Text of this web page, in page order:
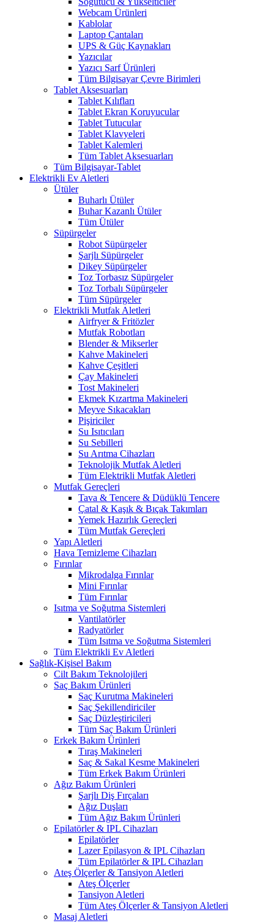
Webcam Ürünleri
Kablolar
Laptop Çantaları
UPS & Güç Kaynakları
Yazıcılar
Yazıcı Sarf Ürünleri
Tüm Bilgisayar Çevre Birimleri
Tablet Aksesuarları
Tablet Kılıfları
Tablet Ekran Koruyucular
Tablet Tutucular
Tablet Klavyeleri
Tablet Kalemleri
Tüm Tablet Aksesuarları
Tüm Bilgisayar-Tablet
Elektrikli Ev Aletleri
Ütüler
Buharlı Ütüler
Buhar Kazanlı Ütüler
Tüm Ütüler
Süpürgeler
Robot Süpürgeler
Şarjlı Süpürgeler
Dikey Süpürgeler
Toz Torbasız Süpürgeler
Toz Torbalı Süpürgeler
Tüm Süpürgeler
Elektrikli Mutfak Aletleri
Airfryer & Fritözler
Mutfak Robotları
Blender & Mikserler
Kahve Makineleri
Kahve Çeşitleri
Çay Makineleri
Tost Makineleri
Ekmek Kızartma Makineleri
Meyve Sıkacakları
Pişiriciler
Su Isıtıcıları
Su Sebilleri
Su Arıtma Cihazları
Teknolojik Mutfak Aletleri
Tüm Elektrikli Mutfak Aletleri
Mutfak Gereçleri
Tava & Tencere & Düdüklü Tencere
Çatal & Kaşık & Bıçak Takımları
Yemek Hazırlık Gereçleri
Tüm Mutfak Gereçleri
Yapı Aletleri
Hava Temizleme Cihazları
Fırınlar
Mikrodalga Fırınlar
Mini Fırınlar
Tüm Fırınlar
Isıtma ve Soğutma Sistemleri
Vantilatörler
Radyatörler
Tüm Isıtma ve Soğutma Sistemleri
Tüm Elektrikli Ev Aletleri
Sağlık-Kişisel Bakım
Cilt Bakım Teknolojileri
Saç Bakım Ürünleri
Saç Kurutma Makineleri
Saç Şekillendiriciler
Saç Düzleştiricileri
Tüm Saç Bakım Ürünleri
Erkek Bakım Ürünleri
Tıraş Makineleri
Saç & Sakal Kesme Makineleri
Tüm Erkek Bakım Ürünleri
Ağız Bakım Ürünleri
Şarjlı Diş Fırçaları
Ağız Duşları
Tüm Ağız Bakım Ürünleri
Epilatörler & IPL Cihazları
Epilatörler
Lazer Epilasyon & IPL Cihazları
Tüm Epilatörler & IPL Cihazları
Ateş Ölçerler & Tansiyon Aletleri
Ateş Ölçerler
Tansiyon Aletleri
Tüm Ateş Ölçerler & Tansiyon Aletleri
Masaj Aletleri